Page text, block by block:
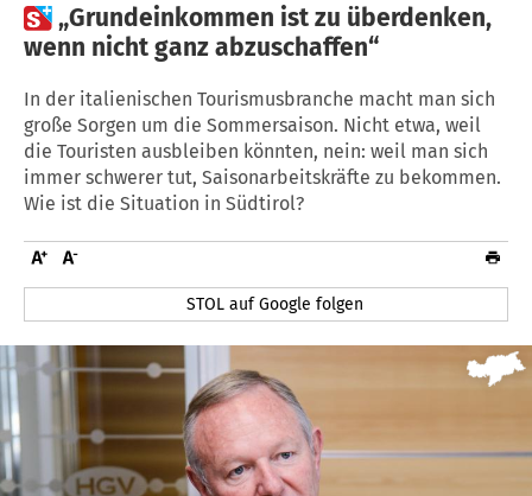
„Grundeinkommen ist zu überdenken,
wenn nicht ganz abzuschaffen“
In der italienischen Tourismusbranche macht man sich
große Sorgen um die Sommersaison. Nicht etwa, weil
die Touristen ausbleiben könnten, nein: weil man sich
immer schwerer tut, Saisonarbeitskräfte zu bekommen.
Wie ist die Situation in Südtirol?
STOL auf Google folgen